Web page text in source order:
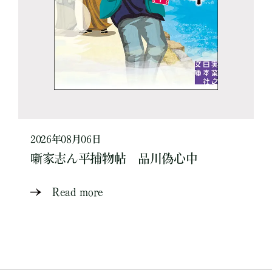
2026年08月06日
噺家志ん平捕物帖 品川偽心中
Read more